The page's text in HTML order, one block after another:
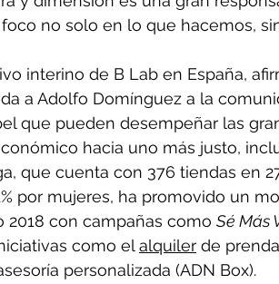
no solo en lo que hacemos,
interino de B Lab en España,
a Adolfo Domínguez a la
que pueden desempeñar las
hacia uno más justo,
que cuenta con 376 tiendas en
por mujeres, ha promovido un
con campañas como Sé Más
como el alquiler de
personalizada (ADN Box).